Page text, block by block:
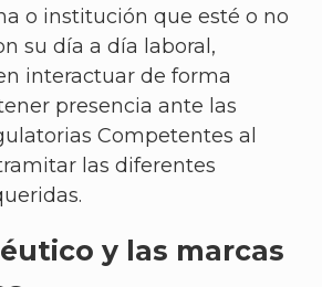
o institución que esté o no
su día a día laboral,
interactuar de forma
presencia ante las
Competentes al
las diferentes
y las marcas